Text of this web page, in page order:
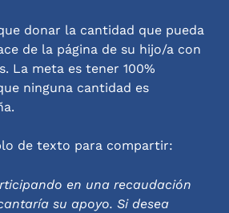
donar la cantidad que pueda
de la página de su hijo/a con
La meta es tener 100%
ninguna cantidad es
de texto para compartir:
en una recaudación
su apoyo. Si desea